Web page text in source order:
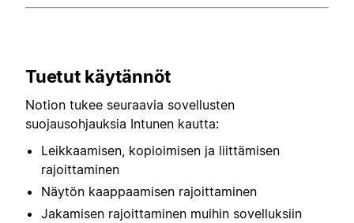
Tuetut käytännöt
Notion tukee seuraavia sovellusten
suojausohjauksia Intunen kautta:
Leikkaamisen, kopioimisen ja liittämisen
rajoittaminen
Näytön kaappaamisen rajoittaminen
Jakamisen rajoittaminen muihin sovelluksiin